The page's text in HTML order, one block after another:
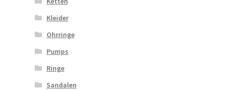
Kleider
Ohrringe
Pumps
Ringe
Sandalen